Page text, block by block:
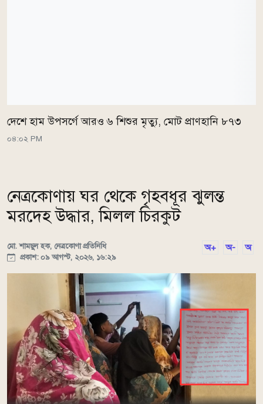
দেশে হাম উপসর্গে আরও ৬ শিশুর মৃত্যু, মোট প্রাণহানি ৮৭৩
০৪:০২ PM
নেত্রকোণায় ঘর থেকে গৃহবধূর ঝুলন্ত
মরদেহ উদ্ধার, মিলল চিরকুট
মো. শামছুল হক, নেত্রকোণা প্রতিনিধি
প্রকাশ: ০৯ আগস্ট, ২০২৬, ১৬:২৯
অ+ অ- অ